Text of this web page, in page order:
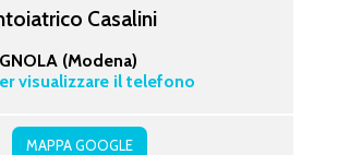
Casalini
(Modena)
visualizzare il telefono
MAPPA GOOGLE